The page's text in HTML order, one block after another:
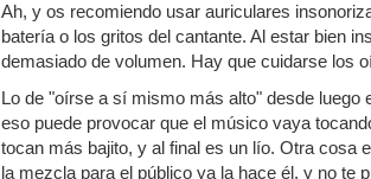
Ah, y os recomiendo usar auriculares
batería o los gritos del cantante. Al estar bien
demasiado de volumen. Hay que cuidarse los
Lo de "oírse a sí mismo más alto" desde
eso puede provocar que el músico vaya
tocan más bajito, y al final es un lío. Otra cosa
la mezcla para el público ya la hace él, y no